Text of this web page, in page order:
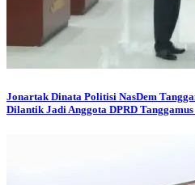
Jonartak Dinata Politisi NasDem
Dilantik Jadi Anggota DPRD Tanggamus